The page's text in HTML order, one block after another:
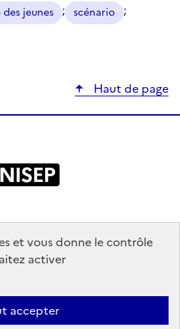
et vous donne le contrôle
activer
accepter
jeunes ; scénario ;
Haut de page